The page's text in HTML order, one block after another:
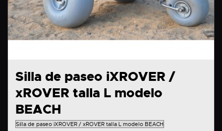
Silla de paseo iXROVER /
xROVER talla L modelo
BEACH